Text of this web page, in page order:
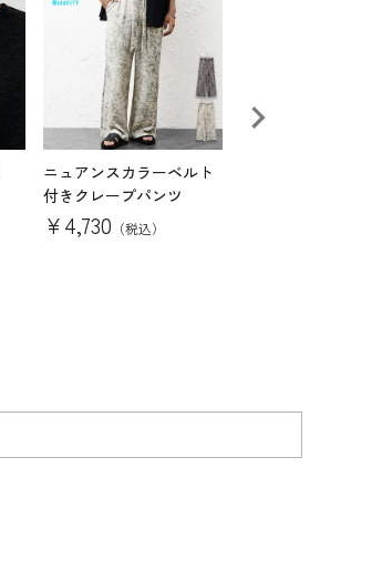
ニュアンスカラーベルト
付きクレープパンツ
¥4,730 （税込）